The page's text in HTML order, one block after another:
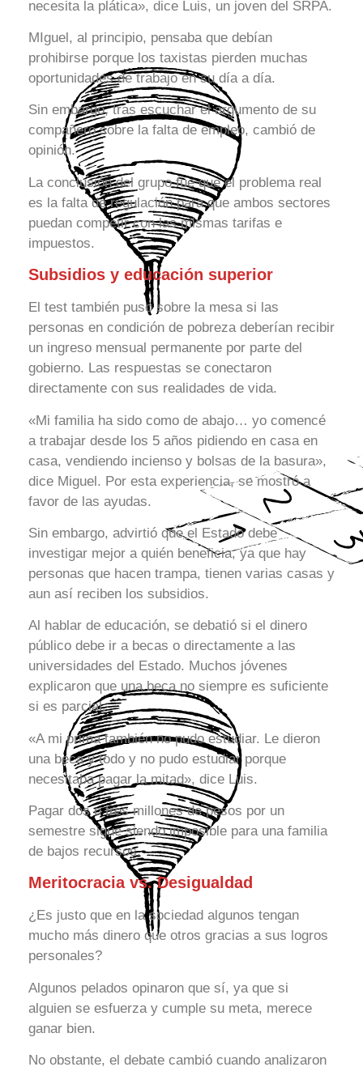
necesita la plática», dice Luis, un joven del SRPA.
MIguel, al principio, pensaba que debían
prohibirse porque los taxistas pierden muchas
oportunidades de trabajo en su día a día.
Sin embargo, tras escuchar el argumento de su
compañero sobre la falta de empleo, cambió de
opinión.
La conclusión del grupo fue que el problema real
es la falta de regulación para que ambos sectores
puedan competir con las mismas tarifas e
impuestos.
Subsidios y educación superior
El test también puso sobre la mesa si las
personas en condición de pobreza deberían recibir
un ingreso mensual permanente por parte del
gobierno. Las respuestas se conectaron
directamente con sus realidades de vida.
«Mi familia ha sido como de abajo… yo comencé
a trabajar desde los 5 años pidiendo en casa en
casa, vendiendo incienso y bolsas de la basura»,
dice Miguel. Por esta experiencia, se mostró a
favor de las ayudas.
Sin embargo, advirtió que el Estado debe
investigar mejor a quién beneficia, ya que hay
personas que hacen trampa, tienen varias casas y
aun así reciben los subsidios.
Al hablar de educación, se debatió si el dinero
público debe ir a becas o directamente a las
universidades del Estado. Muchos jóvenes
explicaron que una beca no siempre es suficiente
si es parcial.
«A mi prima también no pudo estudiar. Le dieron
una beca y todo y no pudo estudiar porque
necesitaba pagar la mitad», dice Luis.
Pagar dos o tres millones de pesos por un
semestre sigue siendo imposible para una familia
de bajos recursos.
Meritocracia vs. Desigualdad
¿Es justo que en la sociedad algunos tengan
mucho más dinero que otros gracias a sus logros
personales?
Algunos pelados opinaron que sí, ya que si
alguien se esfuerza y cumple su meta, merece
ganar bien.
No obstante, el debate cambió cuando analizaron